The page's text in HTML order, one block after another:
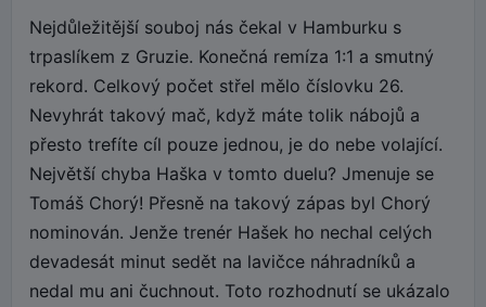
Nejdůležitější souboj nás čekal v Hamburku s
trpaslíkem z Gruzie. Konečná remíza 1:1 a smutný
rekord. Celkový počet střel mělo číslovku 26.
Nevyhrát takový mač, když máte tolik nábojů a
přesto trefíte cíl pouze jednou, je do nebe volající.
Největší chyba Haška v tomto duelu? Jmenuje se
Tomáš Chorý! Přesně na takový zápas byl Chorý
nominován. Jenže trenér Hašek ho nechal celých
devadesát minut sedět na lavičce náhradníků a
nedal mu ani čuchnout. Toto rozhodnutí se ukázalo